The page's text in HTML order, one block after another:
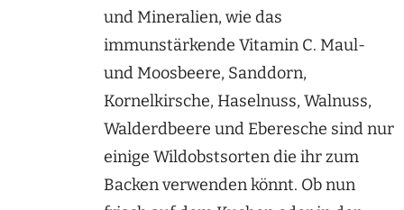
und Mineralien, wie das
immunstärkende Vitamin C. Maul-
und Moosbeere, Sanddorn,
Kornelkirsche, Haselnuss, Walnuss,
Walderdbeere und Eberesche sind nur
einige Wildobstsorten die ihr zum
Backen verwenden könnt. Ob nun